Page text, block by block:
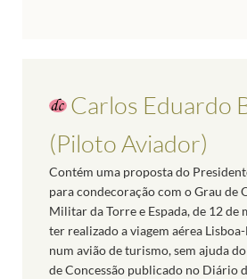
Carlos Eduardo
(Piloto Aviador)
Contém uma proposta do
para condecoração com o Grau de
Militar da Torre e Espada, de 12 de
ter realizado a viagem aérea
num avião de turismo, sem ajuda
de Concessão publicado no Diário